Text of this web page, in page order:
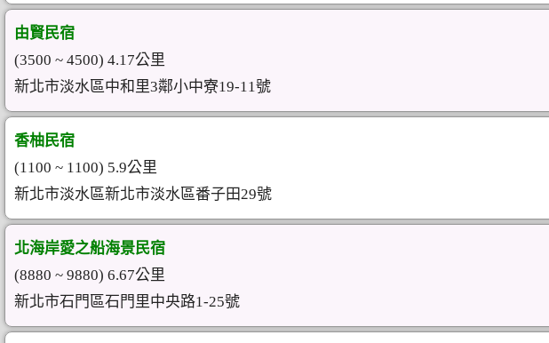
由賢民宿
(3500 ~ 4500) 4.17公里
新北市淡水區中和里3鄰小中寮19-11號
香柚民宿
(1100 ~ 1100) 5.9公里
新北市淡水區新北市淡水區番子田29號
北海岸愛之船海景民宿
(8880 ~ 9880) 6.67公里
新北市石門區石門里中央路1-25號